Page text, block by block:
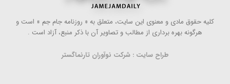
كلیه حقوق مادی و معنوی این سایت، متعلق به « روزنامه جام جم » است و
هرگونه بهره ‌برداری از مطالب و تصاویر آن با ذكر منبع، آزاد است .
طراح سایت : شرکت نوآوران تارنماگستر